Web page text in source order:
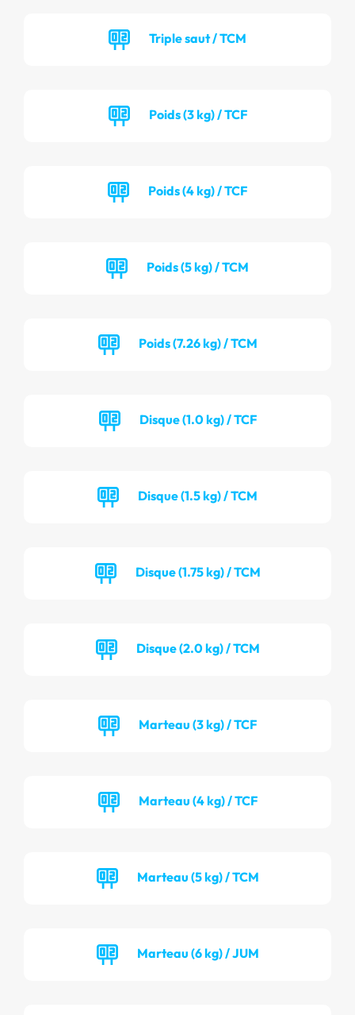
Triple saut / TCM
Poids (3 kg) / TCF
Poids (4 kg) / TCF
Poids (5 kg) / TCM
Poids (7.26 kg) / TCM
Disque (1.0 kg) / TCF
Disque (1.5 kg) / TCM
Disque (1.75 kg) / TCM
Disque (2.0 kg) / TCM
Marteau (3 kg) / TCF
Marteau (4 kg) / TCF
Marteau (5 kg) / TCM
Marteau (6 kg) / JUM